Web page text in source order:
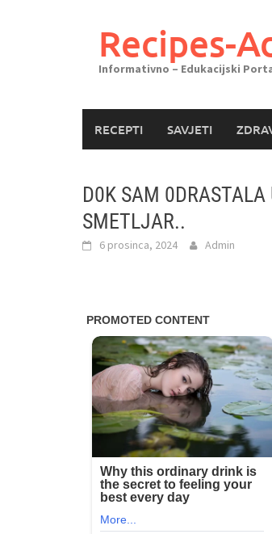
Recipes-
Informativno – Edukacijski
RECEPTI SAVJETI
D0K SAM
SMETLJAR..
6 prosinca, 2024 Admin